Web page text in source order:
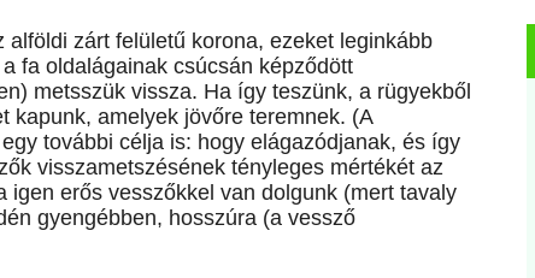
zárt felületű korona, ezeket leginkább
fa oldalágainak csúcsán képződött
metsszük vissza. Ha így teszünk, a rügyekből
kapunk, amelyek jövőre teremnek. (A
további célja is: hogy elágazódjanak, és így
visszametszésének tényleges mértékét az
erős vesszőkkel van dolgunk (mert tavaly
gyengébben, hosszúra (a vessző